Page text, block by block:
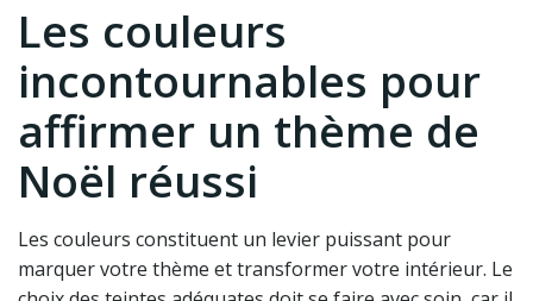
Les couleurs
incontournables pour
affirmer un thème de
Noël réussi
Les couleurs constituent un levier puissant pour
marquer votre thème et transformer votre intérieur. Le